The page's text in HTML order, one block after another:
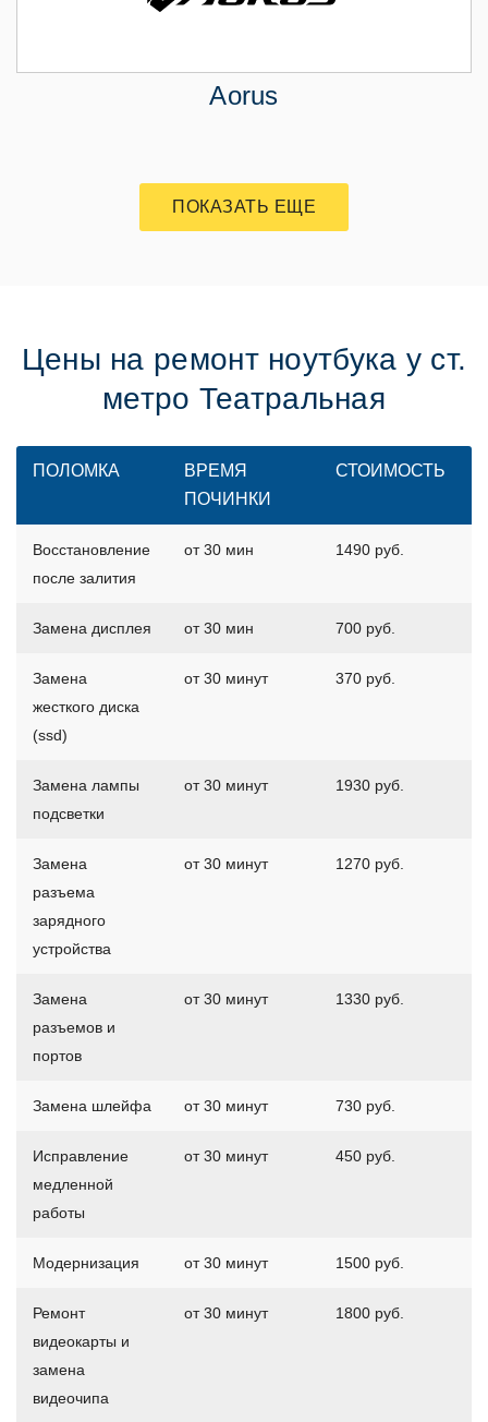
Aorus
ПОКАЗАТЬ ЕЩЕ
Цены на ремонт ноутбука у ст.
метро Театральная
ПОЛОМКА
ВРЕМЯ
ПОЧИНКИ
СТОИМОСТЬ
Восстановление
после залития
от 30 мин 1490 руб.
Замена дисплея от 30 мин 700 руб.
Замена
жесткого диска
(ssd)
от 30 минут 370 руб.
Замена лампы
подсветки
от 30 минут 1930 руб.
Замена
разъема
зарядного
устройства
от 30 минут 1270 руб.
Замена
разъемов и
портов
от 30 минут 1330 руб.
Замена шлейфа от 30 минут 730 руб.
Исправление
медленной
работы
от 30 минут 450 руб.
Модернизация от 30 минут 1500 руб.
Ремонт
видеокарты и
замена
видеочипа
от 30 минут 1800 руб.